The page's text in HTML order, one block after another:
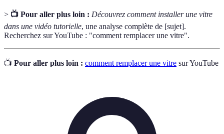
> 📺 Pour aller plus loin : Découvrez comment installer une vitre
dans une vidéo tutorielle, une analyse complète de [sujet].
Recherchez sur YouTube : "comment remplacer une vitre".
📺 Pour aller plus loin : comment remplacer une vitre sur YouTube